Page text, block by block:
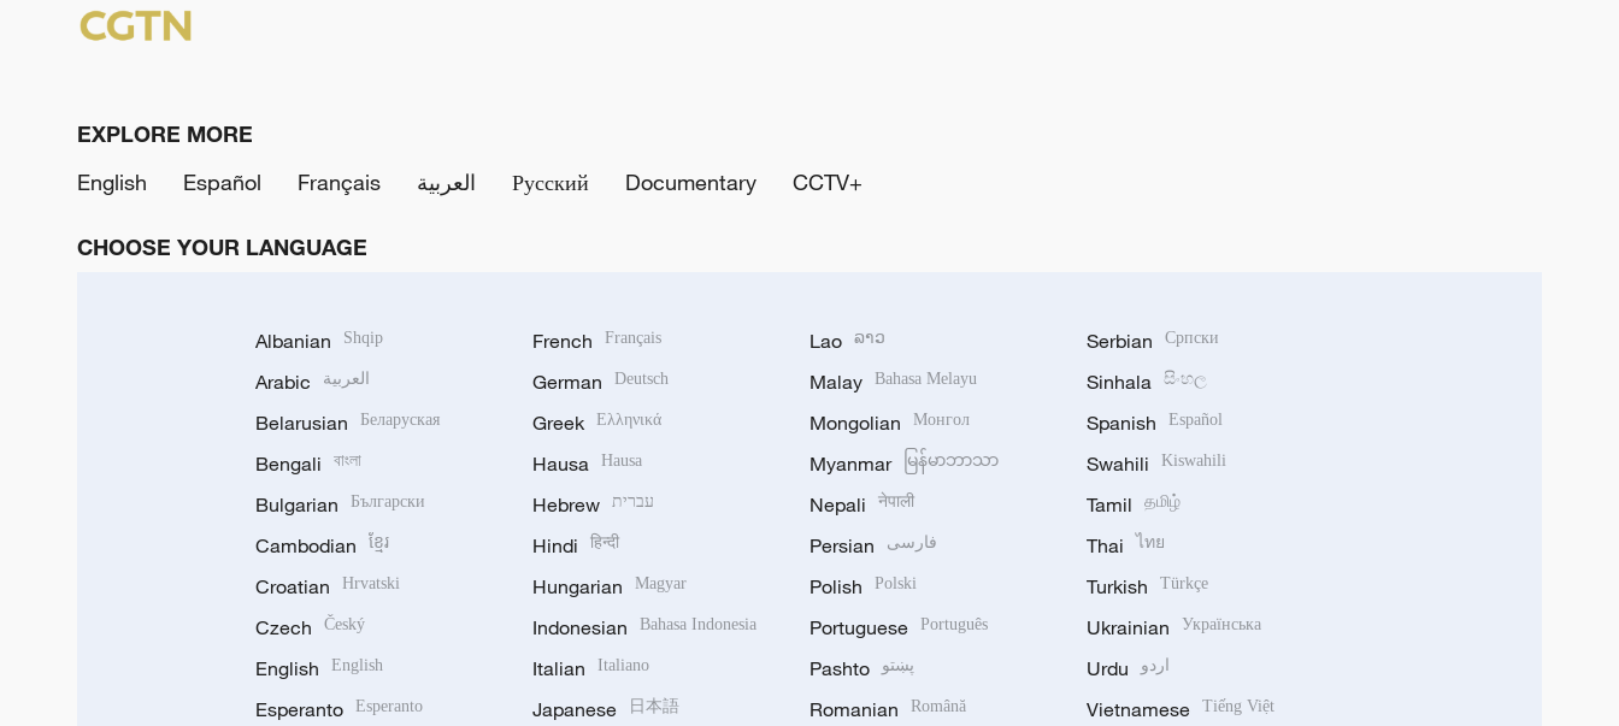
EXPLORE MORE
English
Español Français العربية Русский Documentary CCTV+
CHOOSE YOUR LANGUAGE
Albanian Shqip
Arabic العربية
Belarusian Беларуская
Bengali বাংলা
Bulgarian Български
Cambodian ខ្មែរ
Croatian Hrvatski
Czech Český
English English
Esperanto Esperanto
French Français
German Deutsch
Greek Ελληνικά
Hausa Hausa
Hebrew עברית
Hindi हिन्दी
Hungarian Magyar
Indonesian Bahasa Indonesia
Italian Italiano
Japanese 日本語
Lao ລາວ
Malay Bahasa Melayu
Mongolian Монгол
Myanmar မြန်မာဘာသာ
Nepali नेपाली
Persian فارسی
Polish Polski
Portuguese Português
Pashto پښتو
Romanian Română
Serbian Српски
Sinhala සිංහල
Spanish Español
Swahili Kiswahili
Tamil தமிழ்
Thai ไทย
Turkish Türkçe
Ukrainian Українська
Urdu اردو
Vietnamese Tiếng Việt